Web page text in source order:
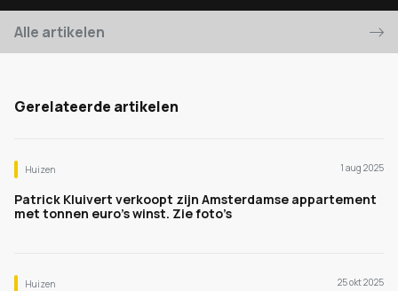
Alle artikelen
Gerelateerde artikelen
Huizen 1 aug 2025
Patrick Kluivert verkoopt zijn Amsterdamse appartement
met tonnen euro’s winst. Zie foto’s
Huizen 25 okt 2025